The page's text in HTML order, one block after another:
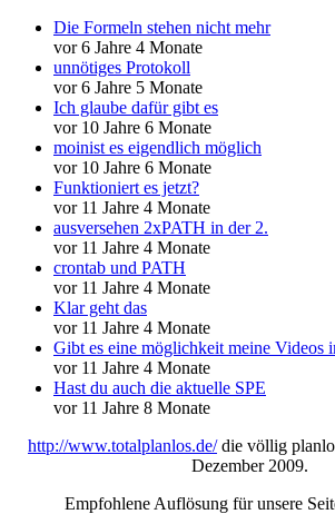
Die Formeln stehen nicht mehr
vor 6 Jahre 4 Monate
unnötiges Protokoll
vor 6 Jahre 5 Monate
Ich glaube dafür gibt es
vor 10 Jahre 6 Monate
moinist es eigendlich möglich
vor 10 Jahre 6 Monate
Funktioniert es jetzt?
vor 11 Jahre 4 Monate
ausversehen 2xPATH in der 2.
vor 11 Jahre 4 Monate
crontab und PATH
vor 11 Jahre 4 Monate
Klar geht das
vor 11 Jahre 4 Monate
Gibt es eine möglichkeit meine Videos
vor 11 Jahre 4 Monate
Hast du auch die aktuelle SPE
vor 11 Jahre 8 Monate
http://www.totalplanlos.de/die völlig
Dezember 2009.
Empfohlene Auflösung für unsere